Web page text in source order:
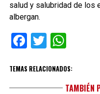
salud y salubridad de los
albergan.
Facebook
Twitter
TEMAS RELACIONADOS:
TAMBIÉN